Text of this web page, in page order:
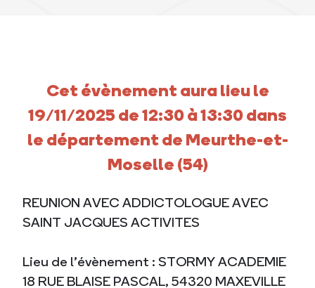
Cet évènement aura lieu le
19/11/2025 de 12:30 à 13:30 dans
le département de Meurthe-et-
Moselle (54)
REUNION AVEC ADDICTOLOGUE AVEC
SAINT JACQUES ACTIVITES
Lieu de l’évènement : STORMY ACADEMIE
18 RUE BLAISE PASCAL, 54320 MAXEVILLE